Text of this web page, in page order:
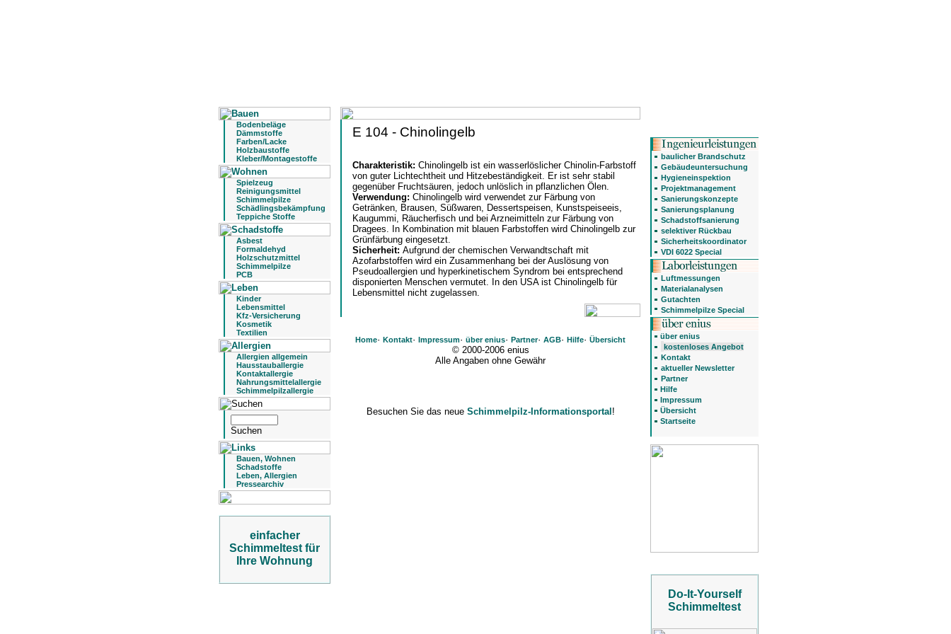
Bodenbeläge
Dämmstoffe
Farben/Lacke
Holzbaustoffe
Kleber/Montagestoffe
Spielzeug
Reinigungsmittel
Schimmelpilze
Schädlingsbekämpfung
Teppiche Stoffe
Asbest
Formaldehyd
Holzschutzmittel
Schimmelpilze
PCB
Kinder
Lebensmittel
Kfz-Versicherung
Kosmetik
Textilien
Allergien allgemein
Hausstauballergie
Kontaktallergie
Nahrungsmittelallergie
Schimmelpilzallergie
Bauen, Wohnen
Schadstoffe
Leben, Allergien
Pressearchiv
einfacher
Schimmeltest für
Ihre Wohnung
E 104 - Chinolingelb
Charakteristik: Chinolingelb ist ein wasserlöslicher Chinolin-Farbstoff
von guter Lichtechtheit und Hitzebeständigkeit. Er ist sehr stabil
gegenüber Fruchtsäuren, jedoch unlöslich in pflanzlichen Ölen.
Verwendung: Chinolingelb wird verwendet zur Färbung von
Getränken, Brausen, Süßwaren, Dessertspeisen, Kunstspeiseeis,
Kaugummi, Räucherfisch und bei Arzneimitteln zur Färbung von
Dragees. In Kombination mit blauen Farbstoffen wird Chinolingelb zur
Grünfärbung eingesetzt.
Sicherheit: Aufgrund der chemischen Verwandtschaft mit
Azofarbstoffen wird ein Zusammenhang bei der Auslösung von
Pseudoallergien und hyperkinetischem Syndrom bei entsprechend
disponierten Menschen vermutet. In den USA ist Chinolingelb für
Lebensmittel nicht zugelassen.
Home· Kontakt· Impressum· über enius· Partner· AGB· Hilfe· Übersicht
© 2000-2006 enius
Alle Angaben ohne Gewähr
Besuchen Sie das neue Schimmelpilz-Informationsportal!
baulicher Brandschutz
Gebäudeuntersuchung
Hygieneinspektion
Projektmanagement
Sanierungskonzepte
Sanierungsplanung
Schadstoffsanierung
selektiver Rückbau
Sicherheitskoordinator
VDI 6022 Special
Luftmessungen
Materialanalysen
Gutachten
Schimmelpilze Special
über enius
kostenloses Angebot
Kontakt
aktueller Newsletter
Partner
Hilfe
Impressum
Übersicht
Startseite
Do-It-Yourself
Schimmeltest